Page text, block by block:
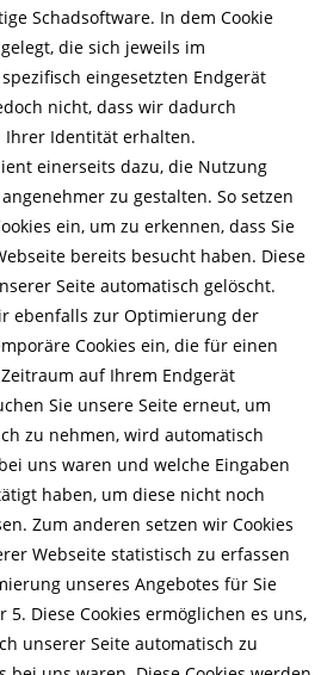
Schadsoftware. In dem Cookie
die sich jeweils im
eingesetzten Endgerät
nicht, dass wir dadurch
Identität erhalten.
einerseits dazu, die Nutzung
zu gestalten. So setzen
ein, um zu erkennen, dass Sie
bereits besucht haben. Diese
Seite automatisch gelöscht.
ebenfalls zur Optimierung der
Cookies ein, die für einen
auf Ihrem Endgerät
Sie unsere Seite erneut, um
zu nehmen, wird automatisch
uns waren und welche Eingaben
haben, um diese nicht noch
Zum anderen setzen wir Cookies
Webseite statistisch zu erfassen
unseres Angebotes für Sie
Diese Cookies ermöglichen es uns,
unserer Seite automatisch zu